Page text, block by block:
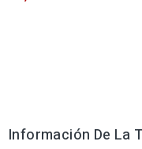
Información De La